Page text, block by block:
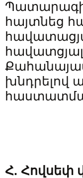
հայտնեց
խնդրելով
Հ. Հովսեփ